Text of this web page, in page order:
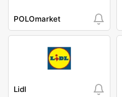
POLOmarket
Lidl